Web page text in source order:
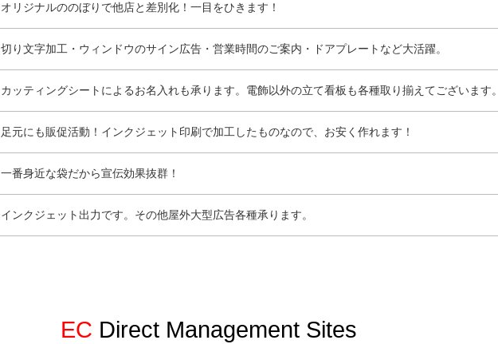
オリジナルののぼりで他店と差別化！一目をひきます！
切り文字加工・ウィンドウのサイン広告・営業時間のご案内・ドアプレートなど大活躍。
カッティングシートによるお名入れも承ります。電飾以外の立て看板も各種取り揃えてございます。
足元にも販促活動！インクジェット印刷で加工したものなので、お安く作れます！
一番身近な袋だから宣伝効果抜群！
インクジェット出力です。その他屋外大型広告各種承ります。
EC Direct Management Sites